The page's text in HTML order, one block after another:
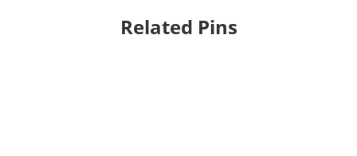
Related Pins